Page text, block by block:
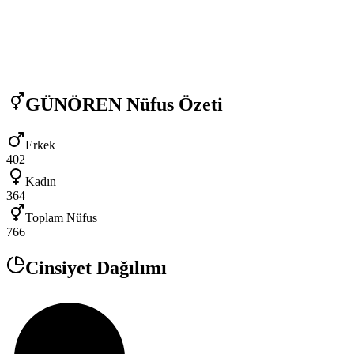
GÜNÖREN Nüfus Özeti
Erkek
402
Kadın
364
Toplam Nüfus
766
Cinsiyet Dağılımı